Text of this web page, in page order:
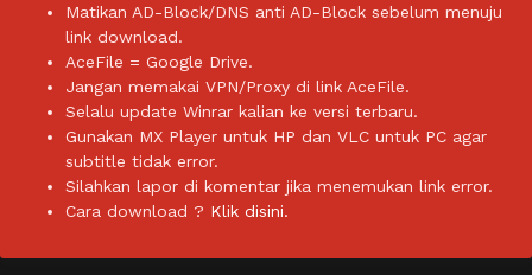
Matikan AD-Block/DNS anti AD-Block sebelum menuju
link download.
AceFile = Google Drive.
Jangan memakai VPN/Proxy di link AceFile.
Selalu update Winrar kalian ke versi terbaru.
Gunakan MX Player untuk HP dan VLC untuk PC agar
subtitle tidak error.
Silahkan lapor di komentar jika menemukan link error.
Cara download ? Klik disini.